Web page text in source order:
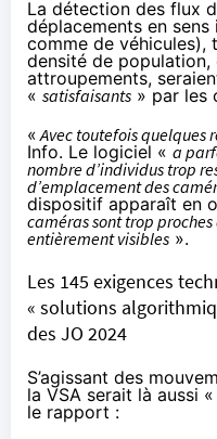
La détection des flux
déplacements en
comme de véhicules),
densité de
attroupements,
« satisfaisants » par les
«Avec toutefois quelques
Info. Le logiciel « a
nombre d’individus trop
d’emplacement des
dispositif apparaît en
caméras sont trop
entièrement visibles ».
Les 145 exigences
« solutions
des JO 2024
S’agissant des
la VSA serait là aussi «
le rapport :